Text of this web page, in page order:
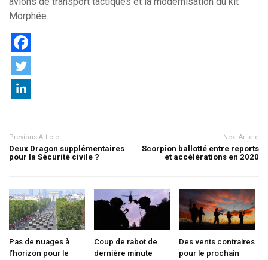
Morphée.
Previous Article
Deux Dragon supplémentaires
pour la Sécurité civile ?
Next Article
Scorpion ballotté entre reports
et accélérations en 2020
Pas de nuages à
l’horizon pour le
Coup de rabot de
dernière minute
Des vents contraires
pour le prochain